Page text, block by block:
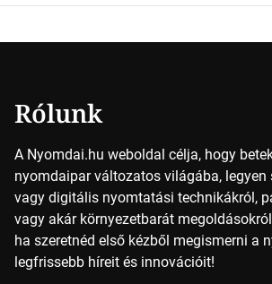
Rólunk
A Nyomdai.hu weboldal célja, hogy
nyomdaipar változatos világába,
vagy digitális nyomtatási technikákról,
vagy akár környezetbarát
ha szeretnéd első kézből megismerni a
legfrissebb híreit és innovációit!